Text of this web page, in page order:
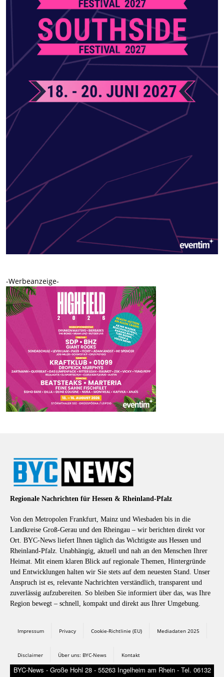
-Werbeanzeige-
Regionale Nachrichten für Hessen & Rheinland-Pfalz
Von den Metropolen Frankfurt, Mainz und Wiesbaden bis in die
Landkreise Groß-Gerau und den Rheingau – wir berichten direkt vor
Ort. BYC-News liefert Ihnen täglich das Wichtigste aus Hessen und
Rheinland-Pfalz. Unabhängig, aktuell und nah an den Menschen Ihrer
Heimat. Mit einem klaren Blick auf regionale Themen, Hintergründe
und Entwicklungen halten wir Sie stets auf dem neuesten Stand. Unser
Anspruch ist es, relevante Nachrichten verständlich, transparent und
zuverlässig aufzubereiten. So bleiben Sie informiert über das, was Ihre
Region bewegt – schnell, kompakt und direkt aus Ihrer Umgebung.
Impressum Privacy Cookie-Richtlinie (EU) Mediadaten 2025
Disclaimer Über uns: BYC-News Kontakt
BYC-News - Große Hohl 28 - 55263 Ingelheim am Rhein - Tel. 06132